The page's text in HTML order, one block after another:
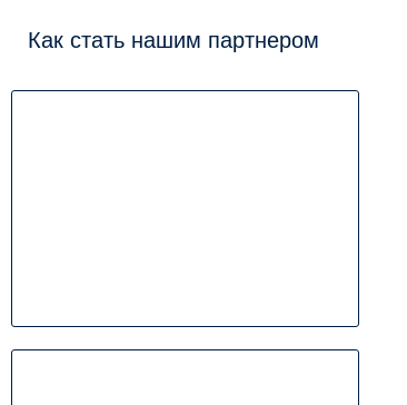
Как стать нашим партнером